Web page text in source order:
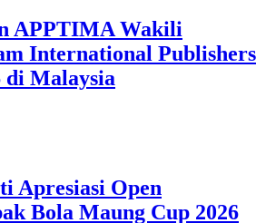
APPTIMA Wakili
International Publishers
di Malaysia
Apresiasi Open
Bola Maung Cup 2026